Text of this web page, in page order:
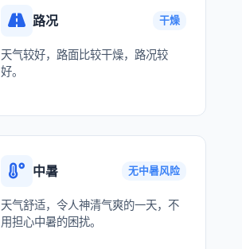
路况 干燥
天气较好，路面比较干燥，路况较
好。
中暑 无中暑风险
天气舒适，令人神清气爽的一天，不
用担心中暑的困扰。